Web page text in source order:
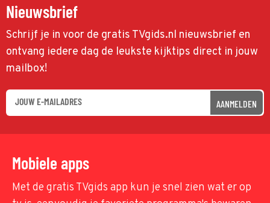
Nieuwsbrief
Schrijf je in voor de gratis TVgids.nl nieuwsbrief en
ontvang iedere dag de leukste kijktips direct in jouw
mailbox!
AANMELDEN
Mobiele apps
Met de gratis TVgids app kun je snel zien wat er op